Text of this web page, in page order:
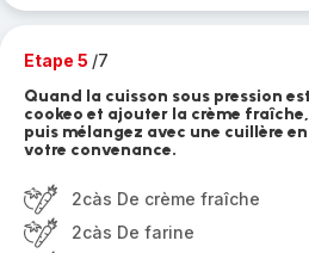
Etape 5 /7
Quand la cuisson sous pression
cookeo et ajouter la crème
puis mélangez avec une cuillère
votre convenance.
2càs De crème fraîche
2càs De farine